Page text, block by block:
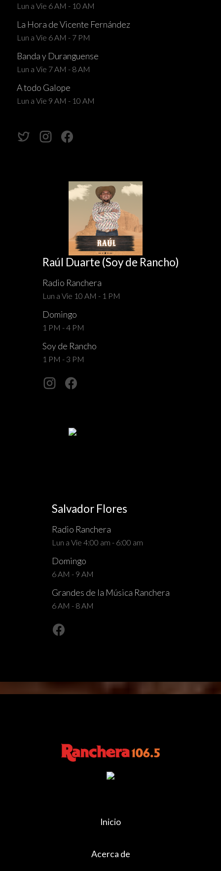
Lun a Vie 6 AM - 10 AM
La Hora de Vicente Fernández
Lun a Vie 6 AM - 7 PM
Banda y Duranguense
Lun a Vie 7 AM - 8 AM
A todo Galope
Lun a Vie 9 AM - 10 AM
Raúl Duarte (Soy de Rancho)
Radio Ranchera
Lun a Vie 10 AM - 1 PM
Domingo
1 PM - 4 PM
Soy de Rancho
1 PM - 3 PM
Salvador Flores
Radio Ranchera
Lun a Vie 4:00 am - 6:00 am
Domingo
6 AM - 9 AM
Grandes de la Música Ranchera
6 AM - 8 AM
Inicio
Acerca de